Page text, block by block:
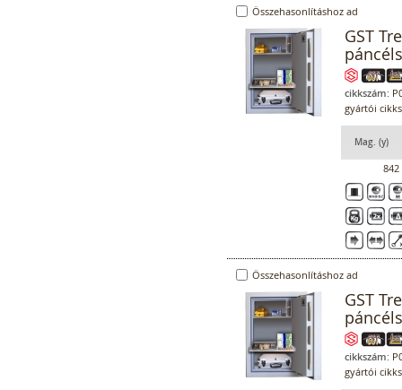
Összehasonlításhoz ad
GST
cikkszám:
gyártói
Mag. (y)
842
Összehasonlításhoz ad
GST
cikkszám:
gyártói